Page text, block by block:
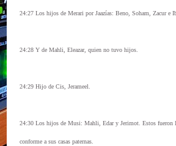
24:27 Los hijos de Merari por Jaazías: Beno, Soham, Zacur e
24:28 Y de Mahli, Eleazar, quien no tuvo hijos.
24:29 Hijo de Cis, Jerameel.
24:30 Los hijos de Musi: Mahli, Edar y Jerimot. Estos fueron
conforme a sus casas paternas.